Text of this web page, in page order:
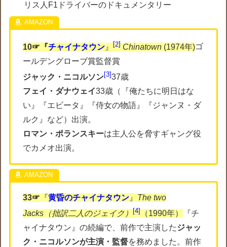
リス人F1ドライバーのドキュメンタリー
10☞『チャイナタウン 』 2 Chinatown (1974年)ゴ
ールデングローブ賞監督賞
ジャック・ニコルソン 3 37歳
フェイ・ダナウェイ33歳（『俺たちに明日はな
い』『エビータ』『侍女の物語』『ジャンヌ・ダ
ルク』など）出演。
ロマン・ポランスキーは主人公を脅すギャング役
でカメオ出演。
33☞ 『黄昏のチャイナタウン 』 The two
Jacks（拙訳二人のジェイク）
4 （1990年）
『チ
ャイナタウン』の続編で、前作で主演したジャッ
ク・ニコルソンが主演・監督を務めました。前作